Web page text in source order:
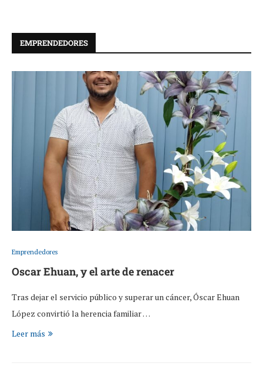
EMPRENDEDORES
Emprendedores
Oscar Ehuan, y el arte de renacer
Tras dejar el servicio público y superar un cáncer, Óscar Ehuan
López convirtió la herencia familiar …
Leer más